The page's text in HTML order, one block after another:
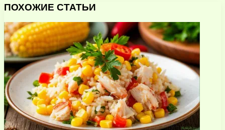
через
почту
ПОХОЖИЕ СТАТЬИ